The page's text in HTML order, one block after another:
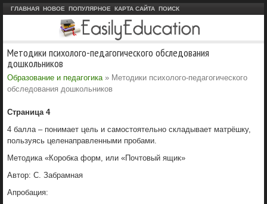
ГЛАВНАЯ НОВОЕ ПОПУЛЯРНОЕ КАРТА САЙТА ПОИСК
Методики психолого-педагогического обследования
дошкольников
Образование и педагогика » Методики психолого-педагогического
обследования дошкольников
Страница 4
4 балла – понимает цель и самостоятельно складывает матрёшку,
пользуясь целенаправленными пробами.
Методика «Коробка форм, или «Почтовый ящик»
Автор: С. Забрамная
Апробация: